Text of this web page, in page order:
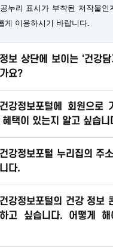
누리 표시가 부착된 저작물인
게 이용하시기 바랍니다.
보 상단에 보이는 '건강
요?
강정보포털에 회원으로
혜택이 있는지 알고 싶습니
강정보포털 누리집의 주
다.
강정보포털의 건강 정보
고 싶습니다. 어떻게